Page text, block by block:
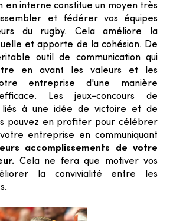
en interne constitue un moyen très
et fédérer vos équipes
du rugby. Cela améliore la
et apporte de la cohésion. De
outil de communication qui
en avant les valeurs et les
entreprise d'une manière
Les jeux-concours de
liés à une idée de victoire et de
pouvez en profiter pour célébrer
entreprise en communiquant
accomplissements de votre
Cela ne fera que motiver vos
la convivialité entre les